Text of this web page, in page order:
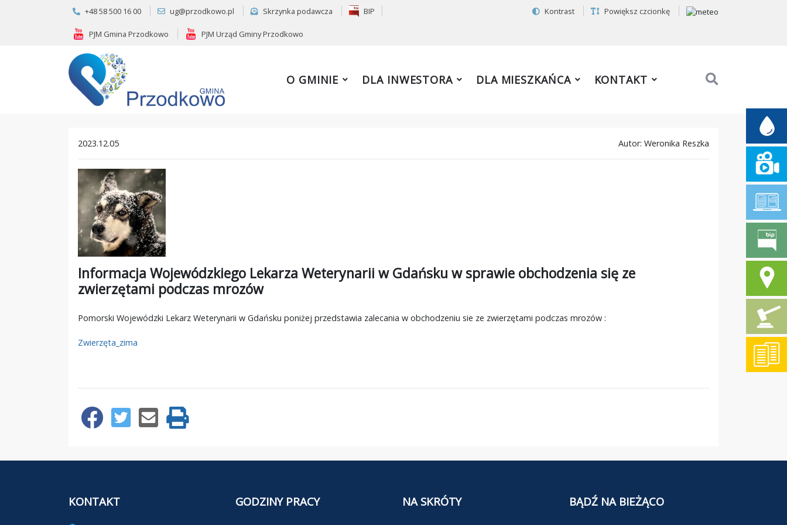
+48 58 500 16 00 ug@przodkowo.pl Skrzynka podawcza BIP
PJM Gmina Przodkowo PJM Urząd Gminy Przodkowo
Kontrast Powiększ czcionkę
O GMINIE DLA INWESTORA DLA MIESZKAŃCA KONTAKT
2023.12.05 Autor: Weronika Reszka
Informacja Wojewódzkiego Lekarza Weterynarii w Gdańsku w sprawie obchodzenia się ze
zwierzętami podczas mrozów
Pomorski Wojewódzki Lekarz Weterynarii w Gdańsku poniżej przedstawia zalecania w obchodzeniu sie ze zwierzętami podczas mrozów :
Zwierzęta_zima
KONTAKT GODZINY PRACY NA SKRÓTY BĄDŹ NA BIEŻĄCO